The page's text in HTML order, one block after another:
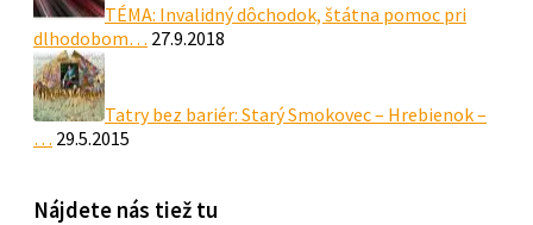
TÉMA: Invalidný dôchodok, štátna pomoc pri
dlhodobom… 27.9.2018
Tatry bez bariér: Starý Smokovec – Hrebienok –
… 29.5.2015
Nájdete nás tiež tu